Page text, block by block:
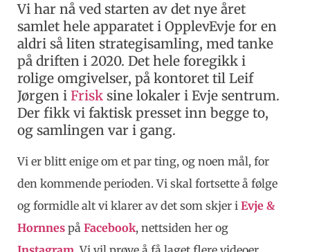
Vi har nå ved starten av det nye året
samlet hele apparatet i OpplevEvje for en
aldri så liten strategisamling, med tanke
på driften i 2020. Det hele foregikk i
rolige omgivelser, på kontoret til Leif
Jørgen i Frisk sine lokaler i Evje sentrum.
Der fikk vi faktisk presset inn begge to,
og samlingen var i gang.
Vi er blitt enige om et par ting, og noen mål, for
den kommende perioden. Vi skal fortsette å følge
og formidle alt vi klarer av det som skjer i Evje &
Hornnes på Facebook, nettsiden her og